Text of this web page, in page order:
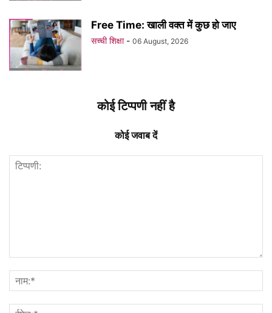
Free Time: खाली वक्त में कुछ हो जाए
सच्ची शिक्षा - 06 August, 2026
कोई टिप्पणी नहीं है
कोई जवाब दें